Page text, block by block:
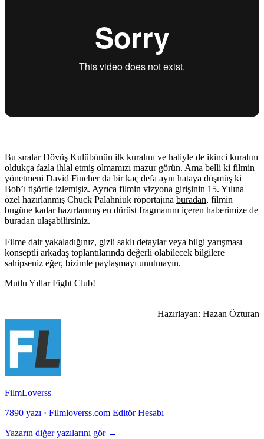
Bu sıralar Dövüş Kulübünün ilk kuralını ve haliyle de ikinci kuralını
oldukça fazla ihlal etmiş olmamızı mazur görün. Ama belli ki filmin
yönetmeni David Fincher da bir kaç defa aynı hataya düşmüş ki
Bob’ı tişörtle izlemişiz. Ayrıca filmin vizyona girişinin 15. Yılına
özel hazırlanmış Chuck Palahniuk röportajına buradan, filmin
bugüne kadar hazırlanmış en dürüst fragmanını içeren haberimize de
buradan ulaşabilirsiniz.
Filme dair yakaladığınız, gizli saklı detaylar veya bilgi yarışması
konseptli arkadaş toplantılarında değerli olabilecek bilgilere
sahipseniz eğer, bizimle paylaşmayı unutmayın.
Mutlu Yıllar Fight Club!
Hazırlayan: Hazan Özturan
FilmLoverss
7890 yazı · Filmloverss.com Editör Hesabı
Yazarın diğer yazılarını gör →